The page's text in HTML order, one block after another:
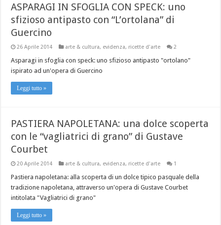
ASPARAGI IN SFOGLIA CON SPECK: uno
sfizioso antipasto con “L’ortolana” di
Guercino
26 Aprile 2014 arte & cultura, evidenza, ricette d'arte 2
Asparagi in sfoglia con speck: uno sfizioso antipasto "ortolano"
ispirato ad un'opera di Guercino
Leggi tutto »
PASTIERA NAPOLETANA: una dolce scoperta
con le “vagliatrici di grano” di Gustave
Courbet
20 Aprile 2014 arte & cultura, evidenza, ricette d'arte 1
Pastiera napoletana: alla scoperta di un dolce tipico pasquale della
tradizione napoletana, attraverso un'opera di Gustave Courbet
intitolata "Vagliatrici di grano"
Leggi tutto »